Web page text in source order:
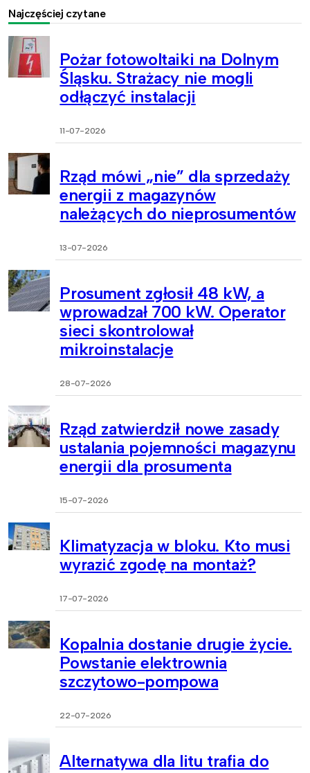
Najczęściej czytane
Pożar fotowoltaiki na Dolnym
Śląsku. Strażacy nie mogli
odłączyć instalacji
11-07-2026
Rząd mówi „nie” dla sprzedaży
energii z magazynów
należących do nieprosumentów
13-07-2026
Prosument zgłosił 48 kW, a
wprowadzał 700 kW. Operator
sieci skontrolował
mikroinstalacje
28-07-2026
Rząd zatwierdził nowe zasady
ustalania pojemności magazynu
energii dla prosumenta
15-07-2026
Klimatyzacja w bloku. Kto musi
wyrazić zgodę na montaż?
17-07-2026
Kopalnia dostanie drugie życie.
Powstanie elektrownia
szczytowo-pompowa
22-07-2026
Alternatywa dla litu trafia do